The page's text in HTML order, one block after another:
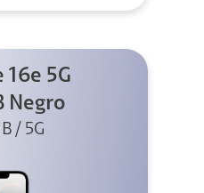
16e 5G
Negro
/ 5G